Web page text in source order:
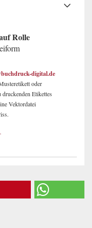
Rolle
digital.de
oder
Etikettes
Vektordatei